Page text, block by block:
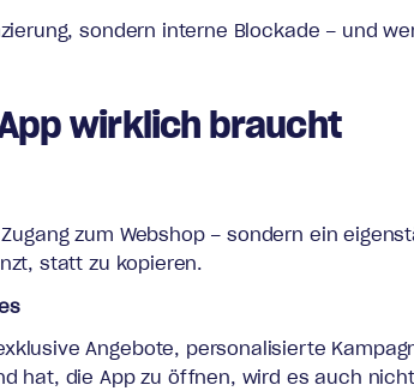
sondern interne Blockade – und
wirklich braucht
zum Webshop – sondern ein
statt zu kopieren.
Angebote, personalisierte
hat, die App zu öffnen, wird es auch